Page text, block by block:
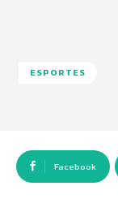
ESPORTES
Facebook